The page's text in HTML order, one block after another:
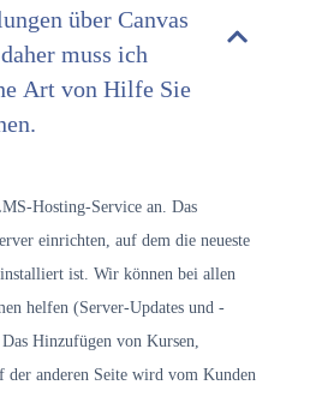
über Canvas
muss ich
Art von Hilfe Sie
Hosting-Service an. Das
einrichten, auf dem die neueste
ist. Wir können bei allen
helfen (Server-Updates und -
Hinzufügen von Kursen,
der anderen Seite wird vom Kunden